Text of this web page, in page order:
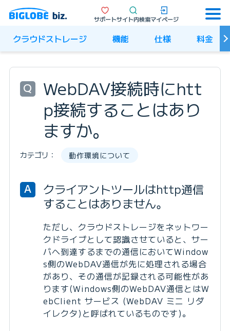
サポートサイト内検索マイページ
クラウドストレージ 機能 仕様 料金
Q
WebDAV接続時にhtt
p接続することはあり
ますか。
カテゴリ： 動作環境について
A
クライアントツールはhttp通信
することはありません。
ただし、クラウドストレージをネットワー
クドライブとして認識させていると、サー
バへ到達するまでの通信においてWindow
s側のWebDAV通信が先に処理される場合
があり、その通信が記録される可能性があ
ります(Windows側のWebDAV通信とはW
ebClient サービス (WebDAV ミニ リダ
イレクタ)と呼ばれているものです)。